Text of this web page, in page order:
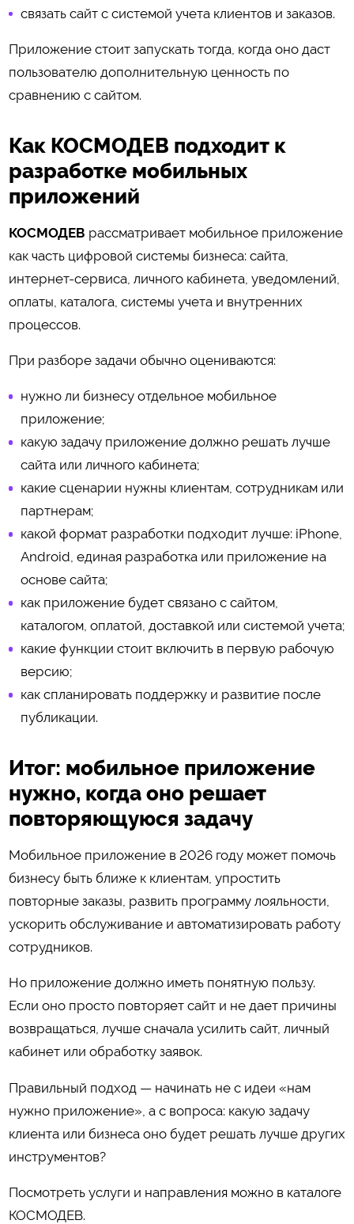
связать сайт с системой учета клиентов и заказов.
Приложение стоит запускать тогда, когда оно даст
пользователю дополнительную ценность по
сравнению с сайтом.
Как КОСМОДЕВ подходит к
разработке мобильных
приложений
КОСМОДЕВ рассматривает мобильное приложение
как часть цифровой системы бизнеса: сайта,
интернет-сервиса, личного кабинета, уведомлений,
оплаты, каталога, системы учета и внутренних
процессов.
При разборе задачи обычно оцениваются:
нужно ли бизнесу отдельное мобильное
приложение;
какую задачу приложение должно решать лучше
сайта или личного кабинета;
какие сценарии нужны клиентам, сотрудникам или
партнерам;
какой формат разработки подходит лучше: iPhone,
Android, единая разработка или приложение на
основе сайта;
как приложение будет связано с сайтом,
каталогом, оплатой, доставкой или системой учета;
какие функции стоит включить в первую рабочую
версию;
как спланировать поддержку и развитие после
публикации.
Итог: мобильное приложение
нужно, когда оно решает
повторяющуюся задачу
Мобильное приложение в 2026 году может помочь
бизнесу быть ближе к клиентам, упростить
повторные заказы, развить программу лояльности,
ускорить обслуживание и автоматизировать работу
сотрудников.
Но приложение должно иметь понятную пользу.
Если оно просто повторяет сайт и не дает причины
возвращаться, лучше сначала усилить сайт, личный
кабинет или обработку заявок.
Правильный подход — начинать не с идеи «нам
нужно приложение», а с вопроса: какую задачу
клиента или бизнеса оно будет решать лучше других
инструментов?
Посмотреть услуги и направления можно в каталоге
КОСМОДЕВ.